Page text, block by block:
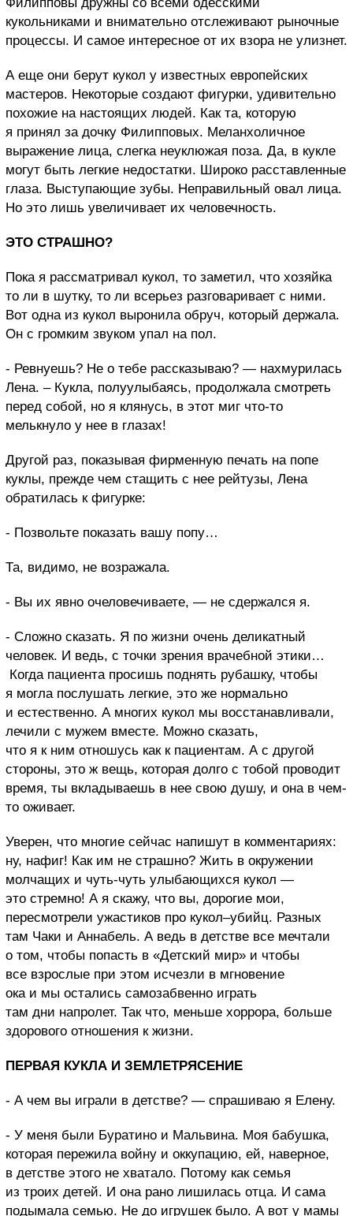
кукольниками и внимательно отслеживают рыночные
процессы. И самое интересное от их взора не улизнет.
А еще они берут кукол у известных европейских
мастеров. Некоторые создают фигурки, удивительно
похожие на настоящих людей. Как та, которую
я принял за дочку Филипповых. Меланхоличное
выражение лица, слегка неуклюжая поза. Да, в кукле
могут быть легкие недостатки. Широко расставленные
глаза. Выступающие зубы. Неправильный овал лица.
Но это лишь увеличивает их человечность.
ЭТО СТРАШНО?
Пока я рассматривал кукол, то заметил, что хозяйка
то ли в шутку, то ли всерьез разговаривает с ними.
Вот одна из кукол выронила обруч, который держала.
Он с громким звуком упал на пол.
- Ревнуешь? Не о тебе рассказываю? — нахмурилась
Лена. – Кукла, полуулыбаясь, продолжала смотреть
перед собой, но я клянусь, в этот миг что-то
мелькнуло у нее в глазах!
Другой раз, показывая фирменную печать на попе
куклы, прежде чем стащить с нее рейтузы, Лена
обратилась к фигурке:
- Позвольте показать вашу попу…
Та, видимо, не возражала.
- Вы их явно очеловечиваете, — не сдержался я.
- Сложно сказать. Я по жизни очень деликатный
человек. И ведь, с точки зрения врачебной этики…
Когда пациента просишь поднять рубашку, чтобы
я могла послушать легкие, это же нормально
и естественно. А многих кукол мы восстанавливали,
лечили с мужем вместе. Можно сказать,
что я к ним отношусь как к пациентам. А с другой
стороны, это ж вещь, которая долго с тобой проводит
время, ты вкладываешь в нее свою душу, и она в чем-
то оживает.
Уверен, что многие сейчас напишут в комментариях:
ну, нафиг! Как им не страшно? Жить в окружении
молчащих и чуть-чуть улыбающихся кукол —
это стремно! А я скажу, что вы, дорогие мои,
пересмотрели ужастиков про кукол–убийц. Разных
там Чаки и Аннабель. А ведь в детстве все мечтали
о том, чтобы попасть в «Детский мир» и чтобы
все взрослые при этом исчезли в мгновение
ока и мы остались самозабвенно играть
там дни напролет. Так что, меньше хоррора, больше
здорового отношения к жизни.
ПЕРВАЯ КУКЛА И ЗЕМЛЕТРЯСЕНИЕ
- А чем вы играли в детстве? — спрашиваю я Елену.
- У меня были Буратино и Мальвина. Моя бабушка,
которая пережила войну и оккупацию, ей, наверное,
в детстве этого не хватало. Потому как семья
из троих детей. И она рано лишилась отца. И сама
подымала семью. Не до игрушек было. А вот у мамы